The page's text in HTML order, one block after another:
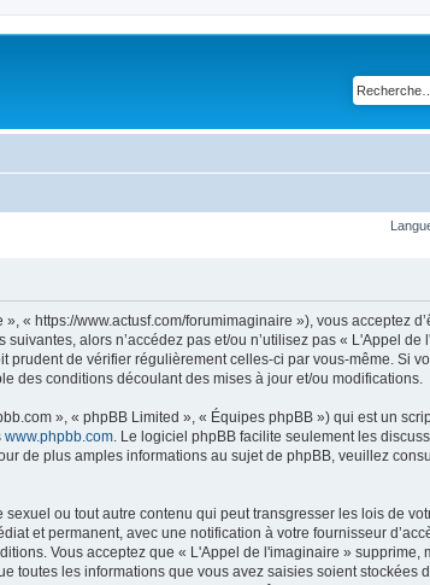
« https://www.actusf.com/forumimaginaire »), vous acceptez
alors n’accédez pas et/ou n’utilisez pas « L'Appel de
de vérifier régulièrement celles-ci par vous-même. Si
des conditions découlant des mises à jour et/ou modifications.
», « phpBB Limited », « Équipes phpBB ») qui est un
www.phpbb.com. Le logiciel phpBB facilite seulement les
de plus amples informations au sujet de phpBB, veuillez
ou tout autre contenu qui peut transgresser les lois de
et permanent, avec une notification à votre fournisseur
Vous acceptez que « L'Appel de l'imaginaire » supprime,
toutes les informations que vous avez saisies soient stockées